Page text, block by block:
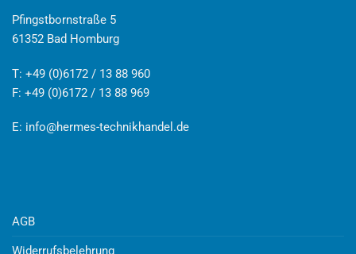
Pfingstbornstraße 5
61352 Bad Homburg
T: +49 (0)6172 / 13 88 960
F: +49 (0)6172 / 13 88 969
E: info@hermes-technikhandel.de
AGB
Widerrufsbelehrung